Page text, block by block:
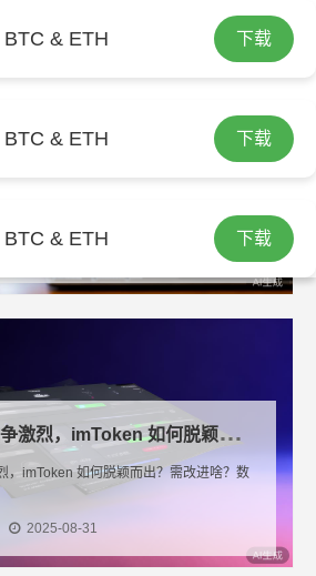
BTC & ETH 下载
BTC & ETH 下载
BTC & ETH 下载
安
全下载 imToken 钱包有多关键？设定标准保障资产安全
数
字货币钱包竞争激烈，imToken 如何脱颖而出？需改进啥？
，imToken 如何脱颖而出？需改进啥？数
2025-08-31